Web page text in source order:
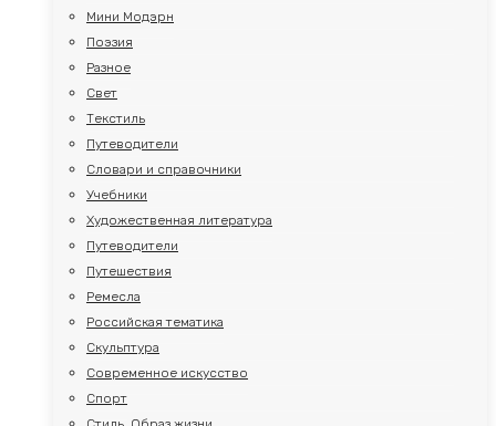
Мини Модэрн
Поэзия
Разное
Свет
Текстиль
Путеводители
Словари и справочники
Учебники
Художественная литература
Путеводители
Путешествия
Ремесла
Российская тематика
Скульптура
Современное искусство
Спорт